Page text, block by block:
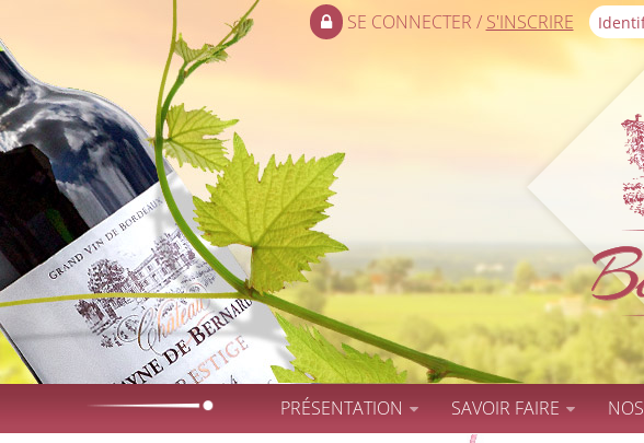
SE CONNECTER / S'INSCRIRE
PRÉSENTATION SAVOIR FAIRE